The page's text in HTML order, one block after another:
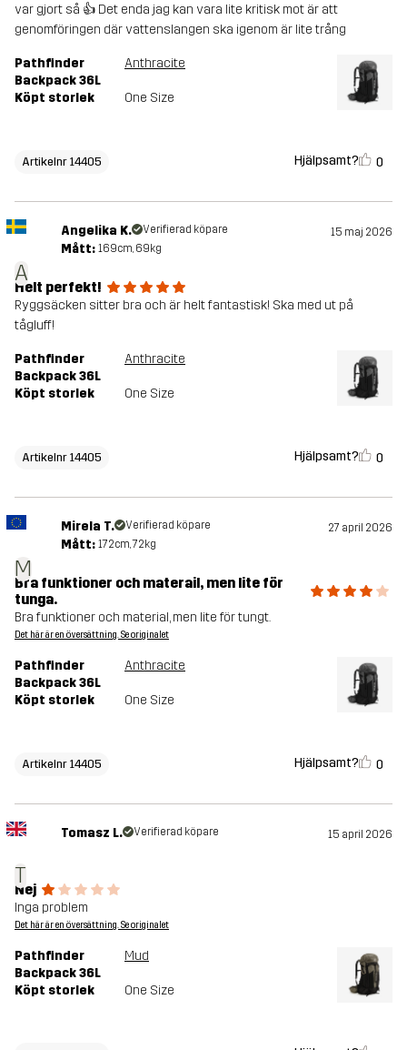
var gjort så 👍 Det enda jag kan vara lite kritisk mot är att
genomföringen där vattenslangen ska igenom är lite trång
Pathfinder
Backpack 36L
Anthracite
Köpt storlek One Size
Artikelnr 14405 Hjälpsamt? 0
A
Angelika K. Verifierad köpare 15 maj 2026
Mått: 169cm, 69kg
Helt perfekt!
Ryggsäcken sitter bra och är helt fantastisk! Ska med ut på
tågluff!
Pathfinder
Backpack 36L
Anthracite
Köpt storlek One Size
Artikelnr 14405 Hjälpsamt? 0
M
Mirela T. Verifierad köpare 27 april 2026
Mått: 172cm, 72kg
Bra funktioner och materail, men lite för
tunga.
Bra funktioner och material, men lite för tungt.
Det här är en översättning. Se originalet
Pathfinder
Backpack 36L
Anthracite
Köpt storlek One Size
Artikelnr 14405 Hjälpsamt? 0
T
Tomasz L. Verifierad köpare 15 april 2026
Nej
Inga problem
Det här är en översättning. Se originalet
Pathfinder
Backpack 36L
Mud
Köpt storlek One Size